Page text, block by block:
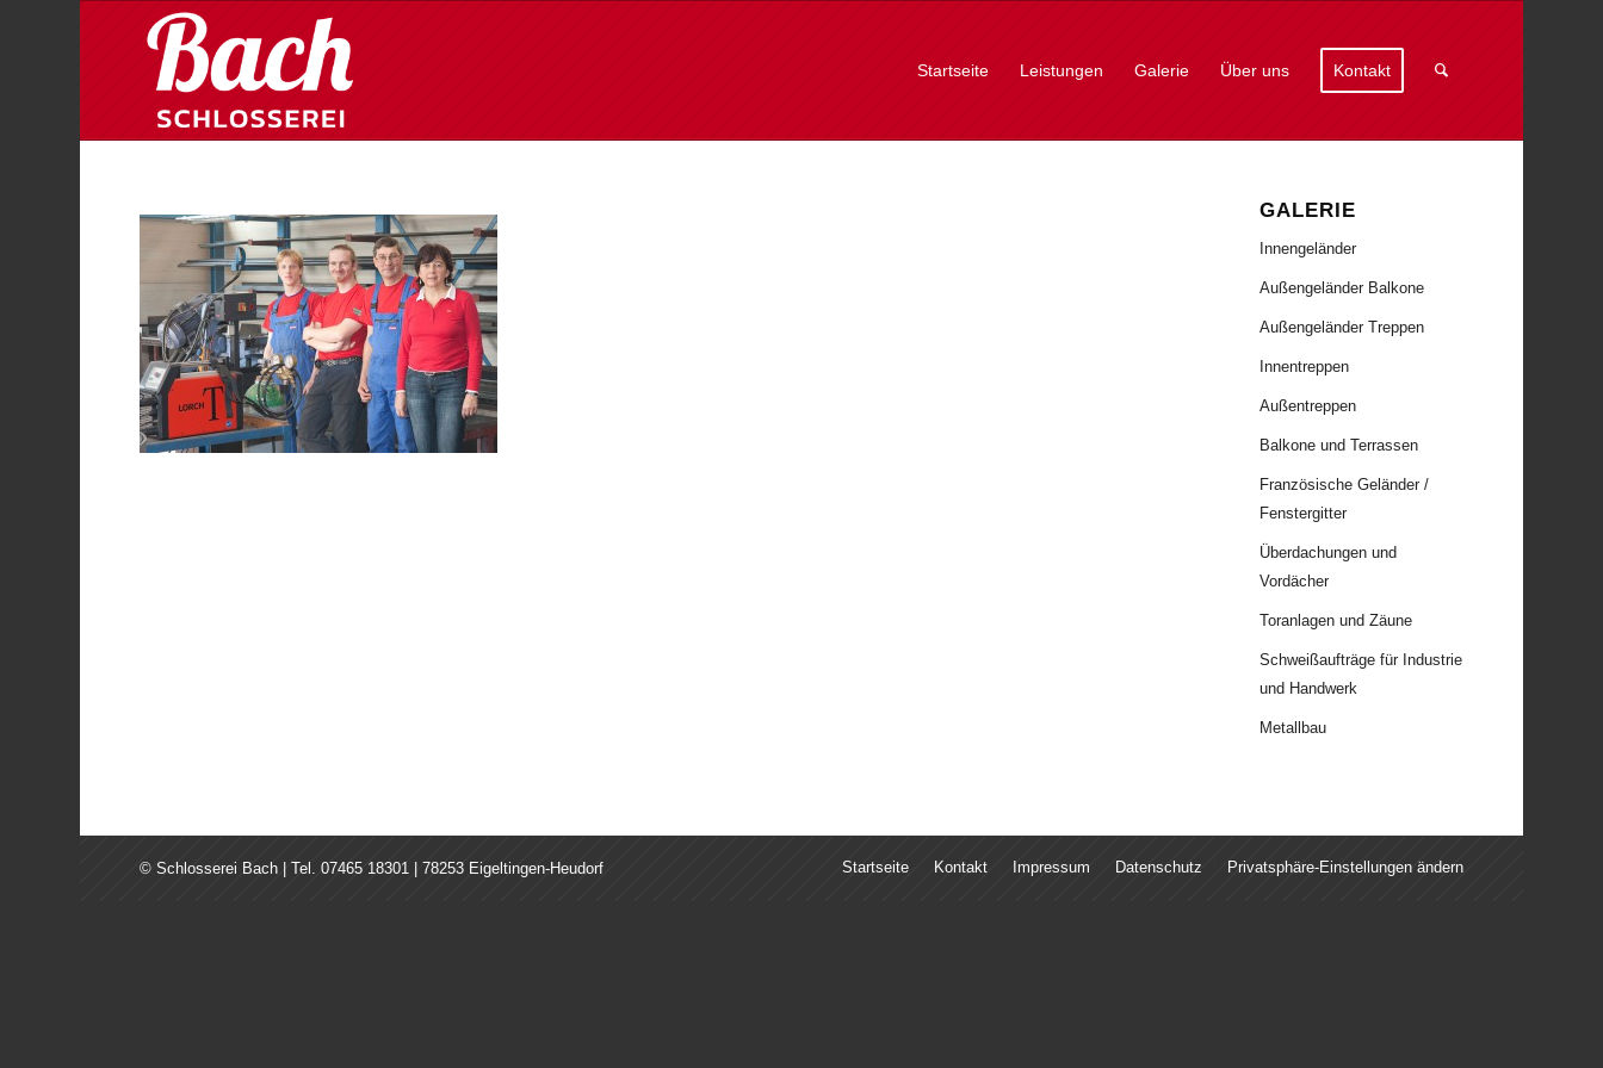
Startseite Leistungen Galerie Über uns Kontakt
GALERIE
Innengeländer
Außengeländer Balkone
Außengeländer Treppen
Innentreppen
Außentreppen
Balkone und Terrassen
Französische Geländer /
Fenstergitter
Überdachungen und
Vordächer
Toranlagen und Zäune
Schweißaufträge für Industrie
und Handwerk
Metallbau
© Schlosserei Bach | Tel. 07465 18301 | 78253 Eigeltingen-Heudorf Startseite Kontakt Impressum Datenschutz Privatsphäre-Einstellungen ändern